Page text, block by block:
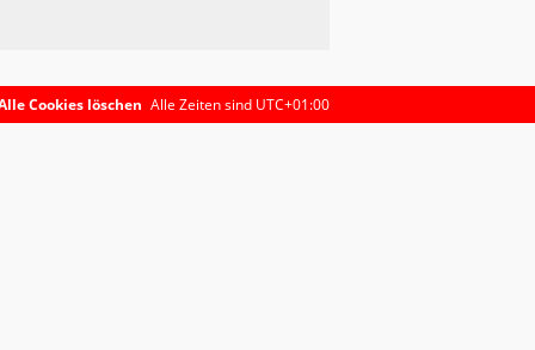
Alle Zeiten sind UTC+01:00
Cookies löschen